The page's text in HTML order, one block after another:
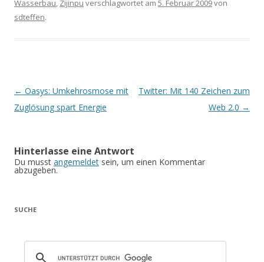
Wasserbau, Zijinpu verschlagwortet am 5. Februar 2009von
sdteffen.
Artikel-Navigation
← Oasys: Umkehrosmose mit
Zuglösung spart Energie
Twitter: Mit 140 Zeichen zum
Web 2.0 →
Hinterlasse eine Antwort
Du musst angemeldet sein, um einen Kommentar
abzugeben.
SUCHE